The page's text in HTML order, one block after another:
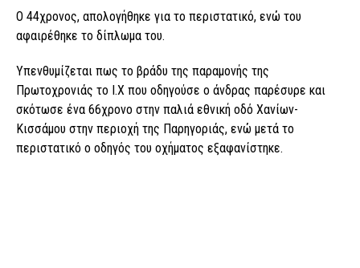
Ο 44χρονος, απολογήθηκε για το περιστατικό, ενώ του
αφαιρέθηκε το δίπλωμα του.
Υπενθυμίζεται πως το βράδυ της παραμονής της
Πρωτοχρονιάς το Ι.Χ που οδηγούσε ο άνδρας παρέσυρε και
σκότωσε ένα 66χρονο στην παλιά εθνική οδό Χανίων-
Κισσάμου στην περιοχή της Παρηγοριάς, ενώ μετά το
περιστατικό ο οδηγός του οχήματος εξαφανίστηκε.